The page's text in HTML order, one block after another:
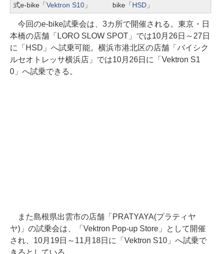
式e-bike「Vektron S10」
bike「HSD」
今回のe-bike試乗会は、3カ所で開催される。東京・日
本橋の店舗「LORO SLOW SPOT」では10月26日～27日
に「HSD」へ試乗可能。横浜市港北区の店舗「バイシク
ルセオトレッサ横浜店」では10月26日に「Vektron S1
0」へ試乗できる。
また島根県出雲市の店舗「PRATYAYA(プラティヤ
ヤ)」の試乗会は、「Vektron Pop-up Store」として開催
され、10月19日～11月18日に「Vektron S10」へ試乗で
きるとしている。